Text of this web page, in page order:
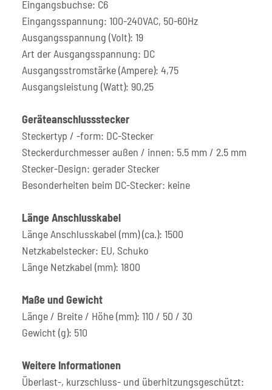
Eingangsbuchse: C6
Eingangsspannung: 100-240VAC, 50-60Hz
Ausgangsspannung (Volt): 19
Art der Ausgangsspannung: DC
Ausgangsstromstärke (Ampere): 4,75
Ausgangsleistung (Watt): 90,25
Geräteanschlussstecker
Steckertyp / -form: DC-Stecker
Steckerdurchmesser außen / innen: 5.5 mm / 2.5 mm
Stecker-Design: gerader Stecker
Besonderheiten beim DC-Stecker: keine
Länge Anschlusskabel
Länge Anschlusskabel (mm) (ca.): 1500
Netzkabelstecker: EU, Schuko
Länge Netzkabel (mm): 1800
Maße und Gewicht
Länge / Breite / Höhe (mm): 110 / 50 / 30
Gewicht (g): 510
Weitere Informationen
Überlast-, kurzschluss- und überhitzungsgeschützt: